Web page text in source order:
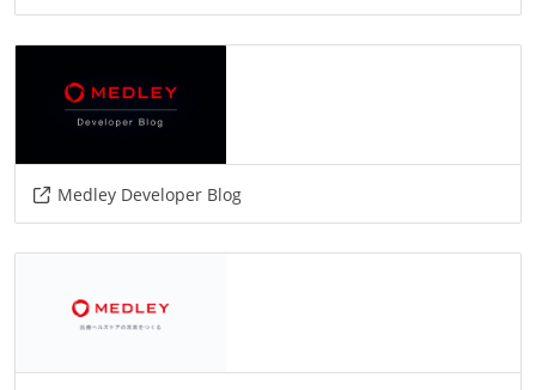
AIツール
その他
amazon-web-service
google-cloud
sidekiq
docker
orbstack
storybook
Medley Developer Blog